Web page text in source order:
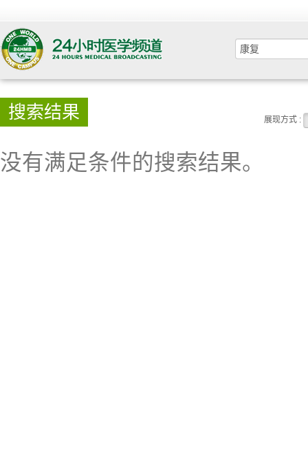
搜索结果 展现方式 :
没有满足条件的搜索结果。